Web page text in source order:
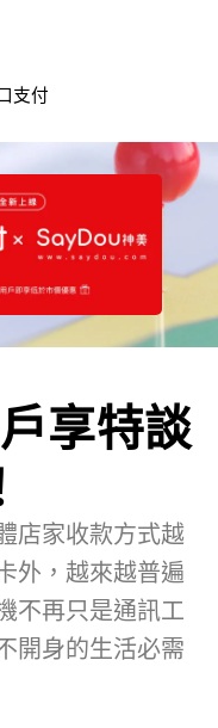
支付
享特談
店家收款方式越
外，越來越普遍
不再只是通訊工
開身的生活必需